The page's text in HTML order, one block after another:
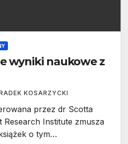
wyniki naukowe z
KOSARZYCKI
przez dr Scotta
Research Institute zmusza
o tym…